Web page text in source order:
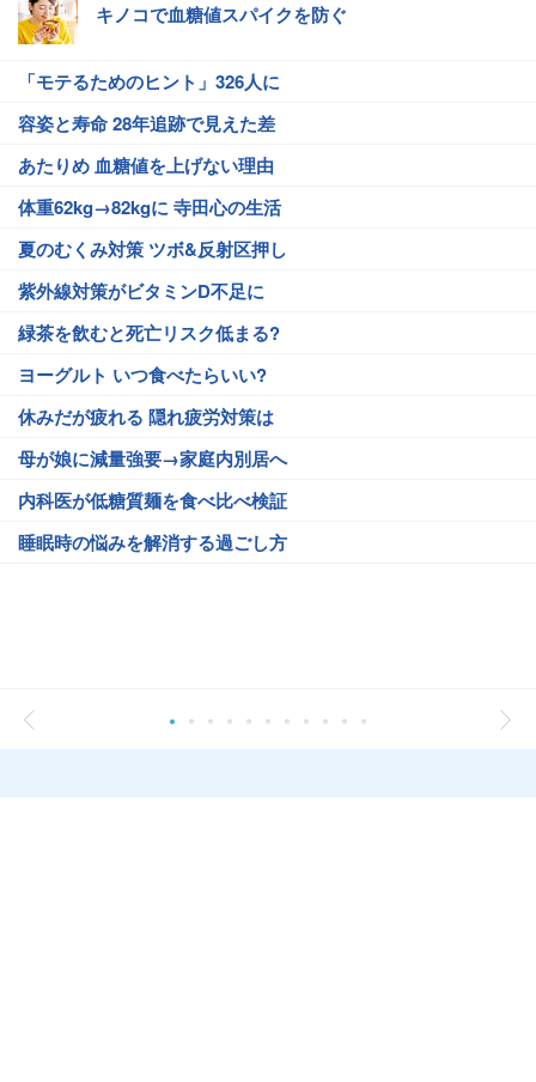
キノコで血糖値スパイクを防ぐ
「モテるためのヒント」326人に
容姿と寿命 28年追跡で見えた差
あたりめ 血糖値を上げない理由
体重62kg→82kgに 寺田心の生活
夏のむくみ対策 ツボ&反射区押し
紫外線対策がビタミンD不足に
緑茶を飲むと死亡リスク低まる?
ヨーグルト いつ食べたらいい?
休みだが疲れる 隠れ疲労対策は
母が娘に減量強要→家庭内別居へ
内科医が低糖質麺を食べ比べ検証
睡眠時の悩みを解消する過ごし方